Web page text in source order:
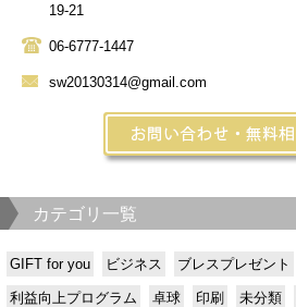
19-21
06-6777-1447
sw20130314@gmail.com
カテゴリ一覧
GIFT for you ビジネス ブレスプレゼント
利益向上プログラム 卓球 印刷 未分類